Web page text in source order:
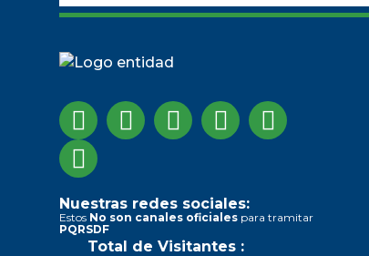
Nuestras redes sociales:
Estos No son canales oficiales para tramitar
PQRSDF
Total de Visitantes :